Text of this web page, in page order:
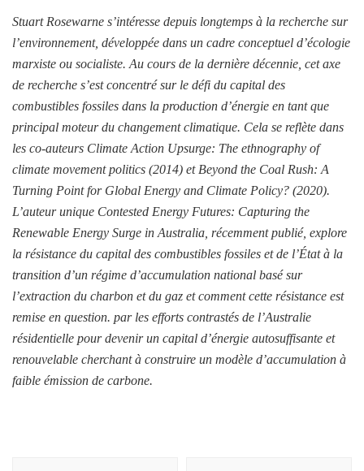
Stuart Rosewarne s’intéresse depuis longtemps à la recherche sur
l’environnement, développée dans un cadre conceptuel d’écologie
marxiste ou socialiste. Au cours de la dernière décennie, cet axe
de recherche s’est concentré sur le défi du capital des
combustibles fossiles dans la production d’énergie en tant que
principal moteur du changement climatique. Cela se reflète dans
les co-auteurs Climate Action Upsurge: The ethnography of
climate movement politics (2014) et Beyond the Coal Rush: A
Turning Point for Global Energy and Climate Policy? (2020).
L’auteur unique Contested Energy Futures: Capturing the
Renewable Energy Surge in Australia, récemment publié, explore
la résistance du capital des combustibles fossiles et de l’État à la
transition d’un régime d’accumulation national basé sur
l’extraction du charbon et du gaz et comment cette résistance est
remise en question. par les efforts contrastés de l’Australie
résidentielle pour devenir un capital d’énergie autosuffisante et
renouvelable cherchant à construire un modèle d’accumulation à
faible émission de carbone.